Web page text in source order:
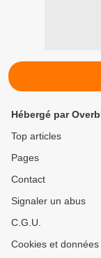
Hébergé par
Top articles
Pages
Contact
Signaler un abus
C.G.U.
Cookies et